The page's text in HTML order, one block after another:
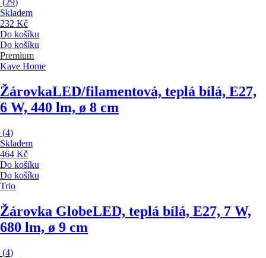
(29)
Skladem
232 Kč
Do košíku
Do košíku
Premium
Kave Home
ŽárovkaLED/filamentová, teplá bílá, E27,
6 W, 440 lm, ø 8 cm
(4)
Skladem
464 Kč
Do košíku
Do košíku
Trio
Žárovka GlobeLED, teplá bílá, E27, 7 W,
680 lm, ø 9 cm
(4)